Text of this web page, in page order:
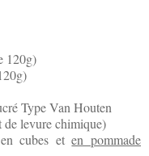
120g)
Type Van Houten
de levure chimique)
cubes eten pommade